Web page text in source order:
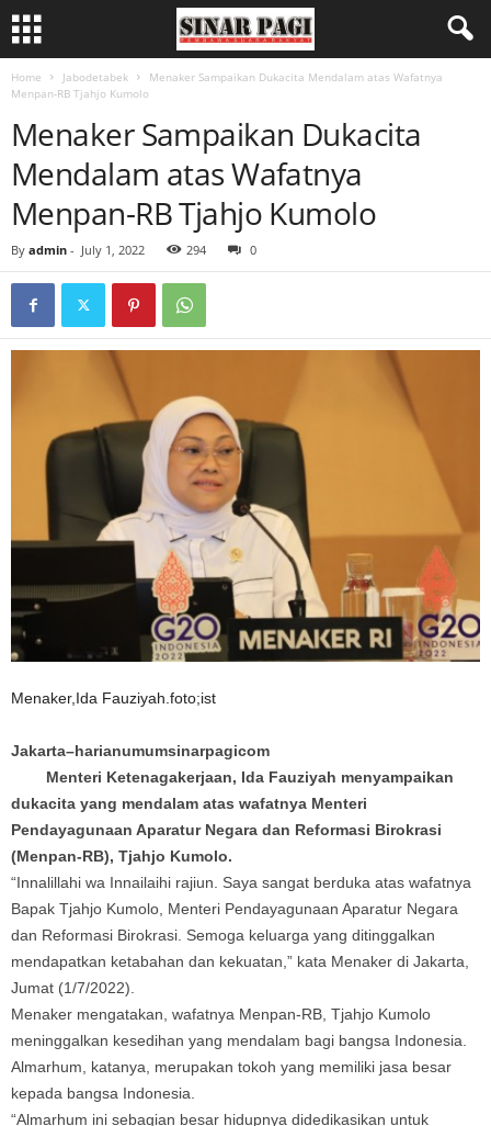
Home Jabodetabek
Menaker Sampaikan Dukacita Mendalam atas Wafatnya
Menpan-RB Tjahjo Kumolo
Menaker Sampaikan Dukacita
Mendalam atas Wafatnya
Menpan-RB Tjahjo Kumolo
By admin - July 1, 2022 294 0
Menaker,Ida Fauziyah.foto;ist
Jakarta–harianumumsinarpagicom
Menteri Ketenagakerjaan, Ida Fauziyah menyampaikan
dukacita yang mendalam atas wafatnya Menteri
Pendayagunaan Aparatur Negara dan Reformasi Birokrasi
(Menpan-RB), Tjahjo Kumolo.
“Innalillahi wa Innailaihi rajiun. Saya sangat berduka atas wafatnya
Bapak Tjahjo Kumolo, Menteri Pendayagunaan Aparatur Negara
dan Reformasi Birokrasi. Semoga keluarga yang ditinggalkan
mendapatkan ketabahan dan kekuatan,” kata Menaker di Jakarta,
Jumat (1/7/2022).
Menaker mengatakan, wafatnya Menpan-RB, Tjahjo Kumolo
meninggalkan kesedihan yang mendalam bagi bangsa Indonesia.
Almarhum, katanya, merupakan tokoh yang memiliki jasa besar
kepada bangsa Indonesia.
“Almarhum ini sebagian besar hidupnya didedikasikan untuk